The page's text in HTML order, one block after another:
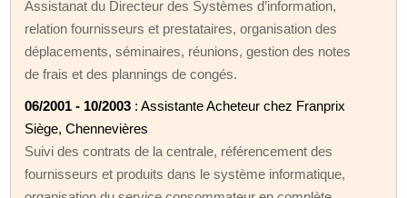
Assistanat du Directeur des Systèmes d’information,
relation fournisseurs et prestataires, organisation des
déplacements, séminaires, réunions, gestion des notes
de frais et des plannings de congés.
06/2001 - 10/2003 : Assistante Acheteur chez Franprix
Siège, Chennevières
Suivi des contrats de la centrale, référencement des
fournisseurs et produits dans le système informatique,